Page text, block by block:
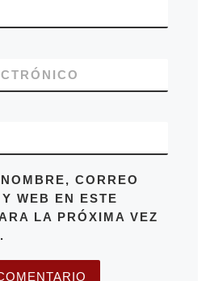
CORREO
WEB EN ESTE
LA PRÓXIMA VEZ